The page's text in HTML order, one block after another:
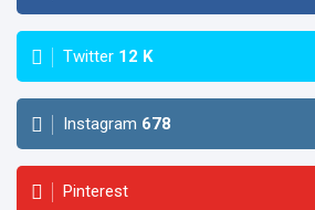
Twitter 12 K
Instagram 678
Pinterest